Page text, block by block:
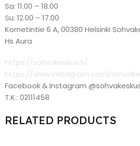
Sa: 11.00 – 18.00
Su: 12.00 – 17.00
Kornetintie 6 A, 00380 Helsinki
Hs Aura
https://sohvakeskus.fi/
https://www.instagram.com/
Facebook & Instagram
T.K.: 02111458
RELATED PRODUCTS